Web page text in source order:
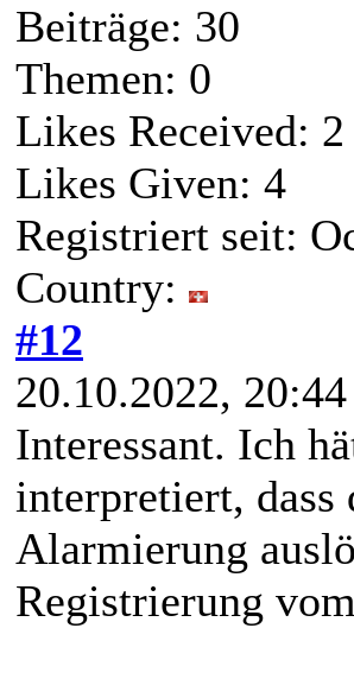
Beiträge: 30
Themen: 0
Likes Received: 2
Likes Given: 4
Registriert seit:
Country:
#12
20.10.2022, 20:44
Interessant. Ich
interpretiert,
Alarmierung
Registrierung